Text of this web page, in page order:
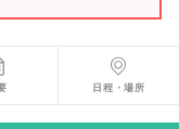
日程・場所